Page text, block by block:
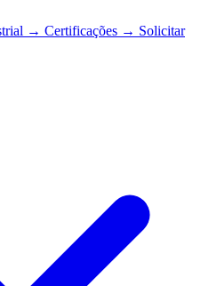
→ Certificações → Solicitar